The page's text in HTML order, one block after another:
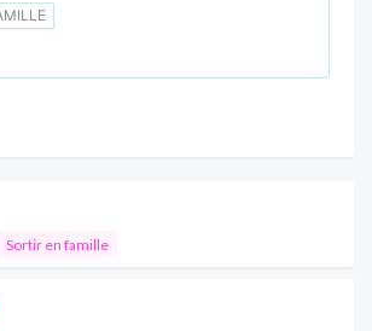
Sortir en famille